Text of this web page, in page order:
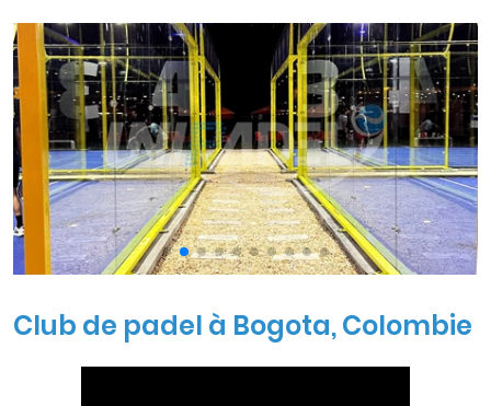
d'installations modernes de padel pour les clubs, les
complexes commerciaux et les tournois professionnels.
Club de padel à Bogota, Colombie